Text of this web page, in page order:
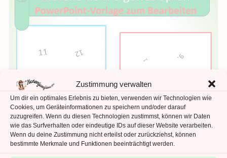
Zustimmung verwalten
Um dir ein optimales Erlebnis zu bieten, verwenden wir Technologien wie
Cookies, um Geräteinformationen zu speichern und/oder darauf
zuzugreifen. Wenn du diesen Technologien zustimmst, können wir Daten
wie das Surfverhalten oder eindeutige IDs auf dieser Website verarbeiten.
Wenn du deine Zustimmung nicht erteilst oder zurückziehst, können
bestimmte Merkmale und Funktionen beeinträchtigt werden.